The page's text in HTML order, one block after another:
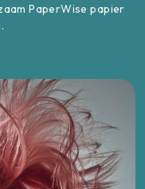
PaperWise papier